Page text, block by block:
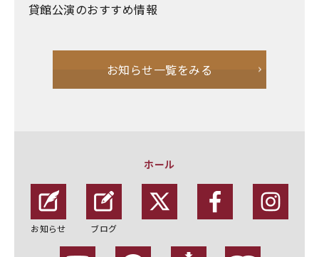
貸館公演のおすすめ情報
お知らせ一覧をみる
ホール
お知らせ ブログ